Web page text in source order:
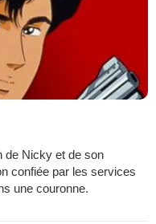
de Nicky et de son
confiée par les services
une couronne.